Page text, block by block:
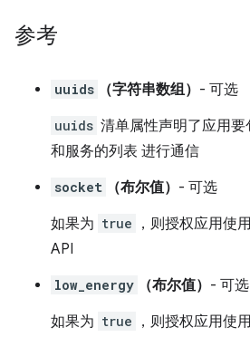
参考
uuids （字符串数组） - 可选
uuids 清单属性声明了应用
和服务的列表 进行通信
socket （布尔值） - 可选
如果为 true ，则授权应用使用
API
low_energy （布尔值） - 可选
如果为 true
，则授权应用使用